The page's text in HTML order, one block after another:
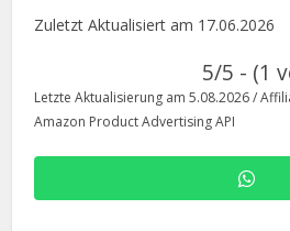
Zuletzt Aktualisiert am 17.06.2026
5/5 - (1
Letzte Aktualisierung am 5.08.2026 /
Amazon Product Advertising API